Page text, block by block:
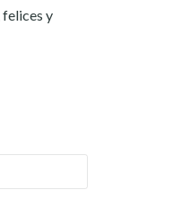
felices y